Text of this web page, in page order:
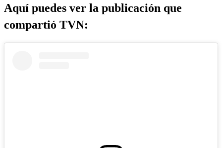
Aquí puedes ver la publicación que
compartió TVN: